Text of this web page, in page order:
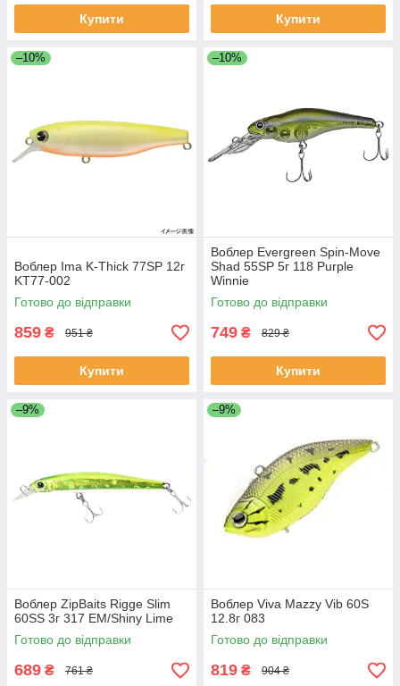
Купити Купити
–10%
Воблер Ima K-Thick 77SP 12г
KT77-002
Готово до відправки
859 ₴ 951 ₴
Купити
–10%
Воблер Evergreen Spin-Move
Shad 55SP 5г 118 Purple
Winnie
Готово до відправки
749 ₴ 829 ₴
Купити
–9%
Воблер ZipBaits Rigge Slim
60SS 3г 317 EM/Shiny Lime
Готово до відправки
689 ₴ 761 ₴
–9%
Воблер Viva Mazzy Vib 60S
12.8г 083
Готово до відправки
819 ₴ 904 ₴